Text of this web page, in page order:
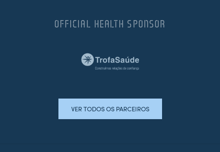
OFFICIAL HEALTH SPONSOR
VER TODOS OS PARCEIROS